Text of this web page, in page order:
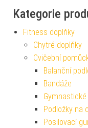
Kategorie
Fitness doplňky
Chytré doplňky
Cvičební
Balanční
Bandáže
Podložky na
Posilovací